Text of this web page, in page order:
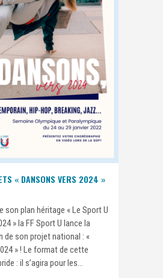
« DANSONS VERS 2024 »
son plan héritage « Le Sport U
» la FF Sport U lance la
de son projet national : «
» ! Le format de cette
: il s’agira pour les...